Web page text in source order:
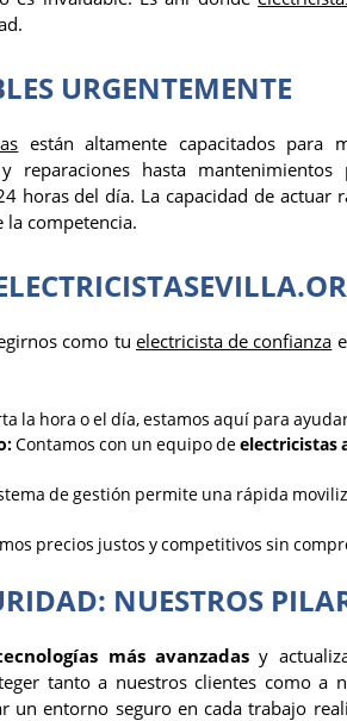
URGENTEMENTE
están altamente capacitados para
reparaciones hasta mantenimientos
horas del día. La capacidad de actuar
competencia.
como tu electricista de confianza
la hora o el día, estamos aquí para
Contamos con un equipo deelectricistas
de gestión permite una rápida
precios justos y competitivos sin
NUESTROS
más avanzadasy
tanto a nuestros clientes como a
un entorno seguro en cada trabajo